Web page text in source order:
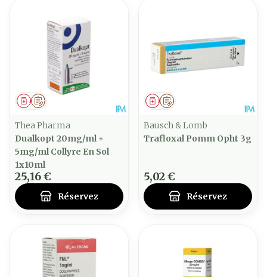
Sur prescription
Médicament
Thea Pharma
Dualkopt 20mg/ml +
5mg/ml Collyre En Sol
1x10ml
25,16 €
Réservez
Sur prescription
Médicament
Bausch & Lomb
Trafloxal Pomm Opht 3g
5,02 €
Réservez